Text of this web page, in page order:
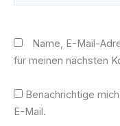
Name, E-Mail-
für meinen nächsten
Benachrichtige
E-Mail.